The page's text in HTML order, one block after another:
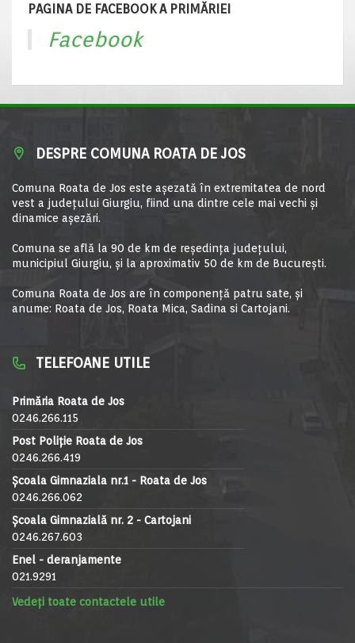
PAGINA DE FACEBOOK A PRIMĂRIEI
Facebook
DESPRE COMUNA ROATA DE JOS
Comuna Roata de Jos este aşezată în extremitatea de nord
vest a judeţului Giurgiu, fiind una dintre cele mai vechi şi
dinamice aşezări.
Comuna se află la 90 de km de reşedinţa judeţului,
municipiul Giurgiu, şi la aproximativ 50 de km de Bucureşti.
Comuna Roata de Jos are în componență patru sate, și
anume: Roata de Jos, Roata Mica, Sadina si Cartojani.
TELEFOANE UTILE
Primăria Roata de Jos
0246.266.115
Post Poliție Roata de Jos
0246.266.419
Școala Gimnaziala nr.1 - Roata de Jos
0246.266.062
Școala Gimnazială nr. 2 - Cartojani
0246.267.603
Enel - deranjamente
021.9291
Vedeți toate contactele utile